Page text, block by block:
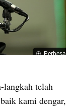
Perbesar
langkah telah
kami dengar,